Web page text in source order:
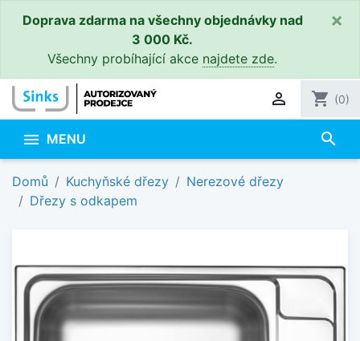
Doprava zdarma na všechny objednávky nad
3 000 Kč.
Všechny probíhající akce najdete zde.
×
 shopping_cart (0)
 MENU search
Domů Kuchyňské dřezy
Nerezové dřezy
Dřezy s odkapem